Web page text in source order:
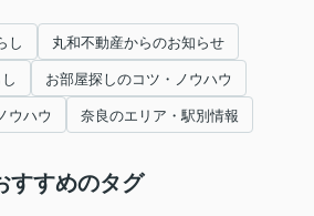
し 丸和不動産からのお知らせ
お部屋探しのコツ・ノウハウ
ウハウ 奈良のエリア・駅別情報
すすめのタグ